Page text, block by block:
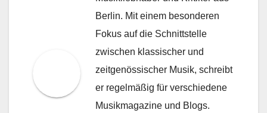
Berlin. Mit einem besonderen
Fokus auf die Schnittstelle
zwischen klassischer und
zeitgenössischer Musik, schreibt
er regelmäßig für verschiedene
Musikmagazine und Blogs.